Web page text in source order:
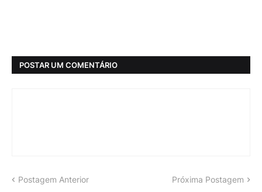
POSTAR UM COMENTÁRIO
Postagem Anterior Próxima Postagem